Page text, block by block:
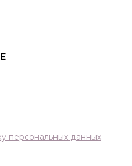
персональных данных